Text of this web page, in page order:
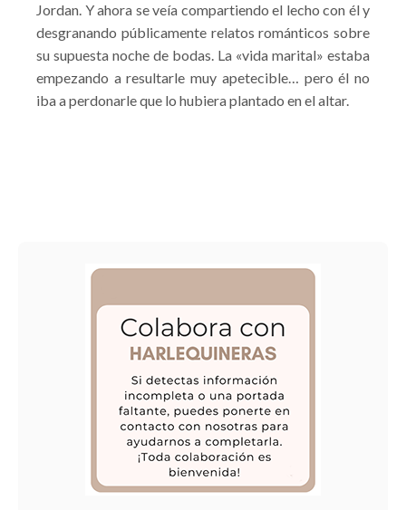
Jordan. Y ahora se veía compartiendo el lecho con él y
desgranando públicamente relatos románticos sobre
su supuesta noche de bodas. La «vida marital» estaba
empezando a resultarle muy apetecible… pero él no
iba a perdonarle que lo hubiera plantado en el altar.